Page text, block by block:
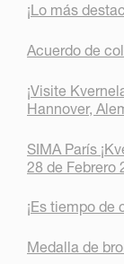
¡Lo más
Acuerdo de
¡Visite
Hannover,
SIMA París
28 de Febrero
¡Es tiempo de
Medalla de